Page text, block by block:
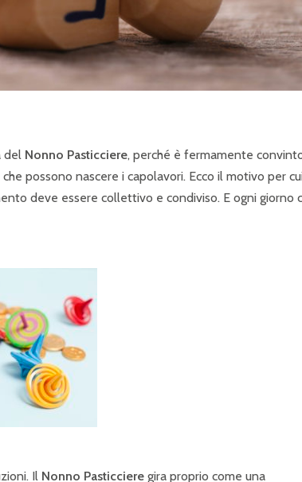
del Nonno Pasticciere, perché è fermamente
possono nascere i capolavori. Ecco il motivo per
deve essere collettivo e condiviso. E ogni giorno
Il Nonno Pasticciere gira proprio come una